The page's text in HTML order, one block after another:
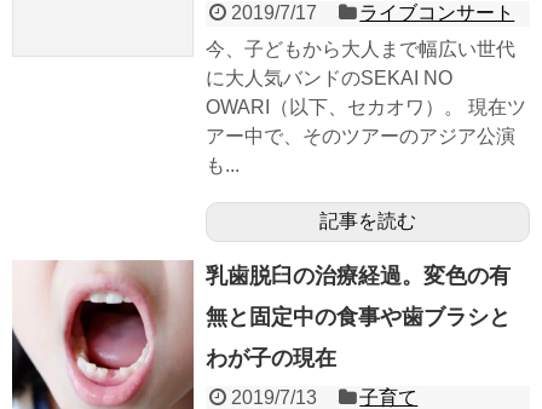
2019/7/17
ライブコンサート
今、子どもから大人まで幅広い世代
に大人気バンドのSEKAI NO
OWARI（以下、セカオワ）。 現在ツ
アー中で、そのツアーのアジア公演
も...
記事を読む
乳歯脱臼の治療経過。変色の有
無と固定中の食事や歯ブラシと
わが子の現在
2019/7/13
子育て